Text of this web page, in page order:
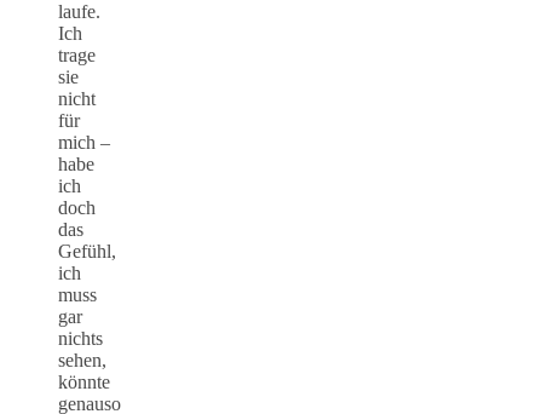
laufe.
Ich
trage
sie
nicht
für
mich –
habe
ich
doch
das
Gefühl,
ich
muss
gar
nichts
sehen,
könnte
genauso